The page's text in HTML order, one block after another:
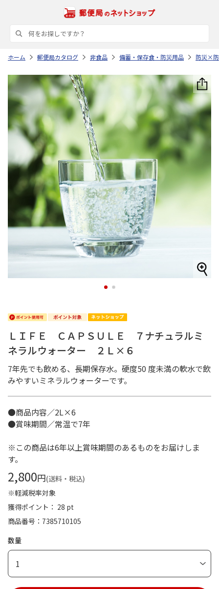
ホーム 郵便局カタログ 非食品 備蓄・保存食・防災用品 防災×防
1 2
ＬＩＦＥ ＣＡＰＳＵＬＥ ７ナチュラルミ
ネラルウォーター ２Ｌ×６
7年先でも飲める、長期保存水。硬度50 度未満の軟水で飲
みやすいミネラルウォーターです。
●商品内容／2L×6
●賞味期間／常温で7年
※この商品は6年以上賞味期間のあるものをお届けしま
す。
2,800円(送料・税込)
※軽減税率対象
獲得ポイント： 28 pt
商品番号
7385710105
数量
1